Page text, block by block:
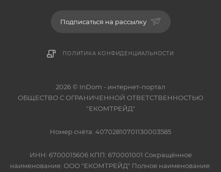
Подписаться на рассылку
ПОЛИТИКА КОНФИДЕНЦИАЛЬНОСТИ
2026 © InDom - интернет-портал
ОБЩЕСТВО С ОГРАНИЧЕННОЙ ОТВЕТСТВЕННОСТЬЮ
"ЕКОМТРЕЙД"
Номер счёта: 40702810701130003585
ИНН: 6700015606 КПП: 670001001 Сокращённое
наименование: ООО "ЕКОМТРЕЙД" Полное наименование: